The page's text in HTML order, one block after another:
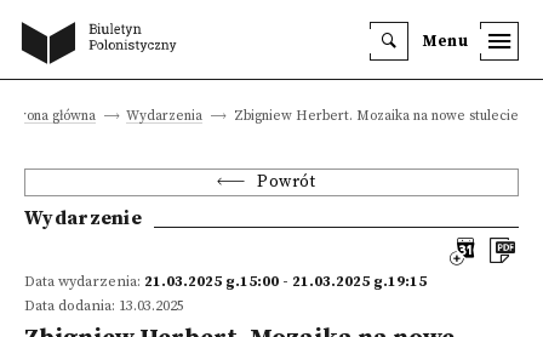
Menu
Strona główna Wydarzenia Zbigniew Herbert. Mozaika na nowe stulecie
Powrót
Wydarzenie
Data wydarzenia: 21.03.2025 g.15:00 - 21.03.2025 g.19:15
Data dodania: 13.03.2025